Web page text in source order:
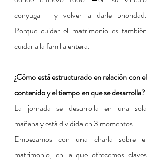
conyugal— y volver a darle prioridad.
Porque cuidar el matrimonio es también
cuidar a la familia entera.
¿Cómo está estructurado en relación con el
contenido y el tiempo en que se desarrolla?
La jornada se desarrolla en una sola
mañana y está dividida en 3 momentos.
Empezamos con una charla sobre el
matrimonio, en la que ofrecemos claves